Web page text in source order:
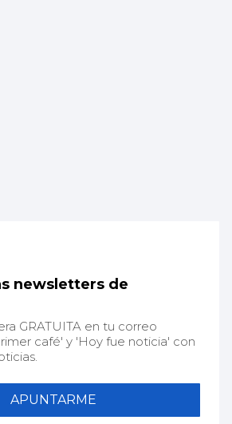
newsletters de
GRATUITA en tu correo
café' y 'Hoy fue noticia' con
APUNTARME